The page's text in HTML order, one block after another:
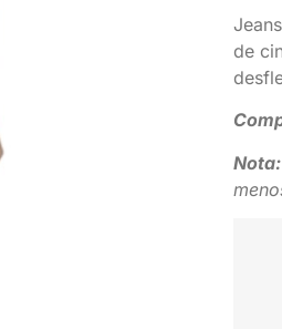
de
Nota: